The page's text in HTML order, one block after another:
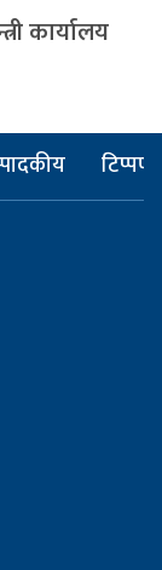
कार्यालय
टिप्पणी